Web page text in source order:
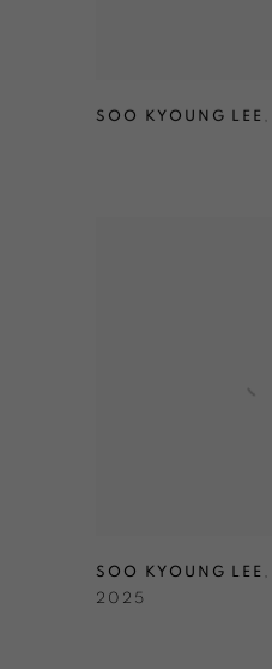
SOO KYOUNG LEE ,
SOO KYOUNG LEE ,
2025